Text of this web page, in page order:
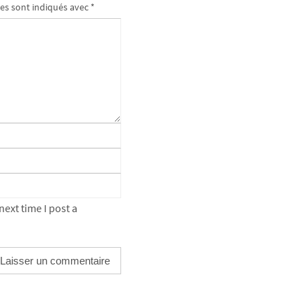
sont indiqués avec *
time I post a